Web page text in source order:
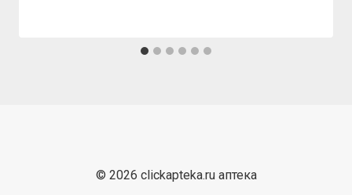
© 2026 clickapteka.ru аптека